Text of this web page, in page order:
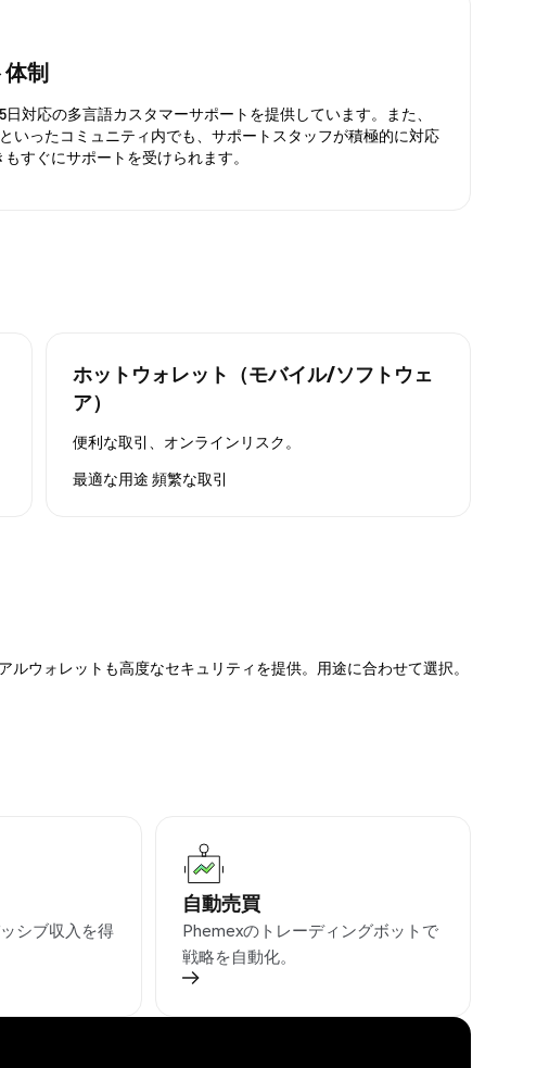
体制
日対応の多言語カスタマーサポートを提供しています。また、
いったコミュニティ内でも、サポートスタッフが積極的に対応
すぐにサポートを受けられます。
ホットウォレット（モバイル/ソフトウェ
ア）
便利な取引、オンラインリスク。
最適な用途 頻繁な取引
ウォレットも高度なセキュリティを提供。用途に合わせて選択。
シブ収入を得
自動売買
Phemexのトレーディングボットで
戦略を自動化。